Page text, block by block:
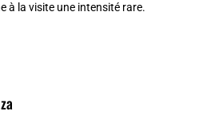
à la visite une intensité rare.